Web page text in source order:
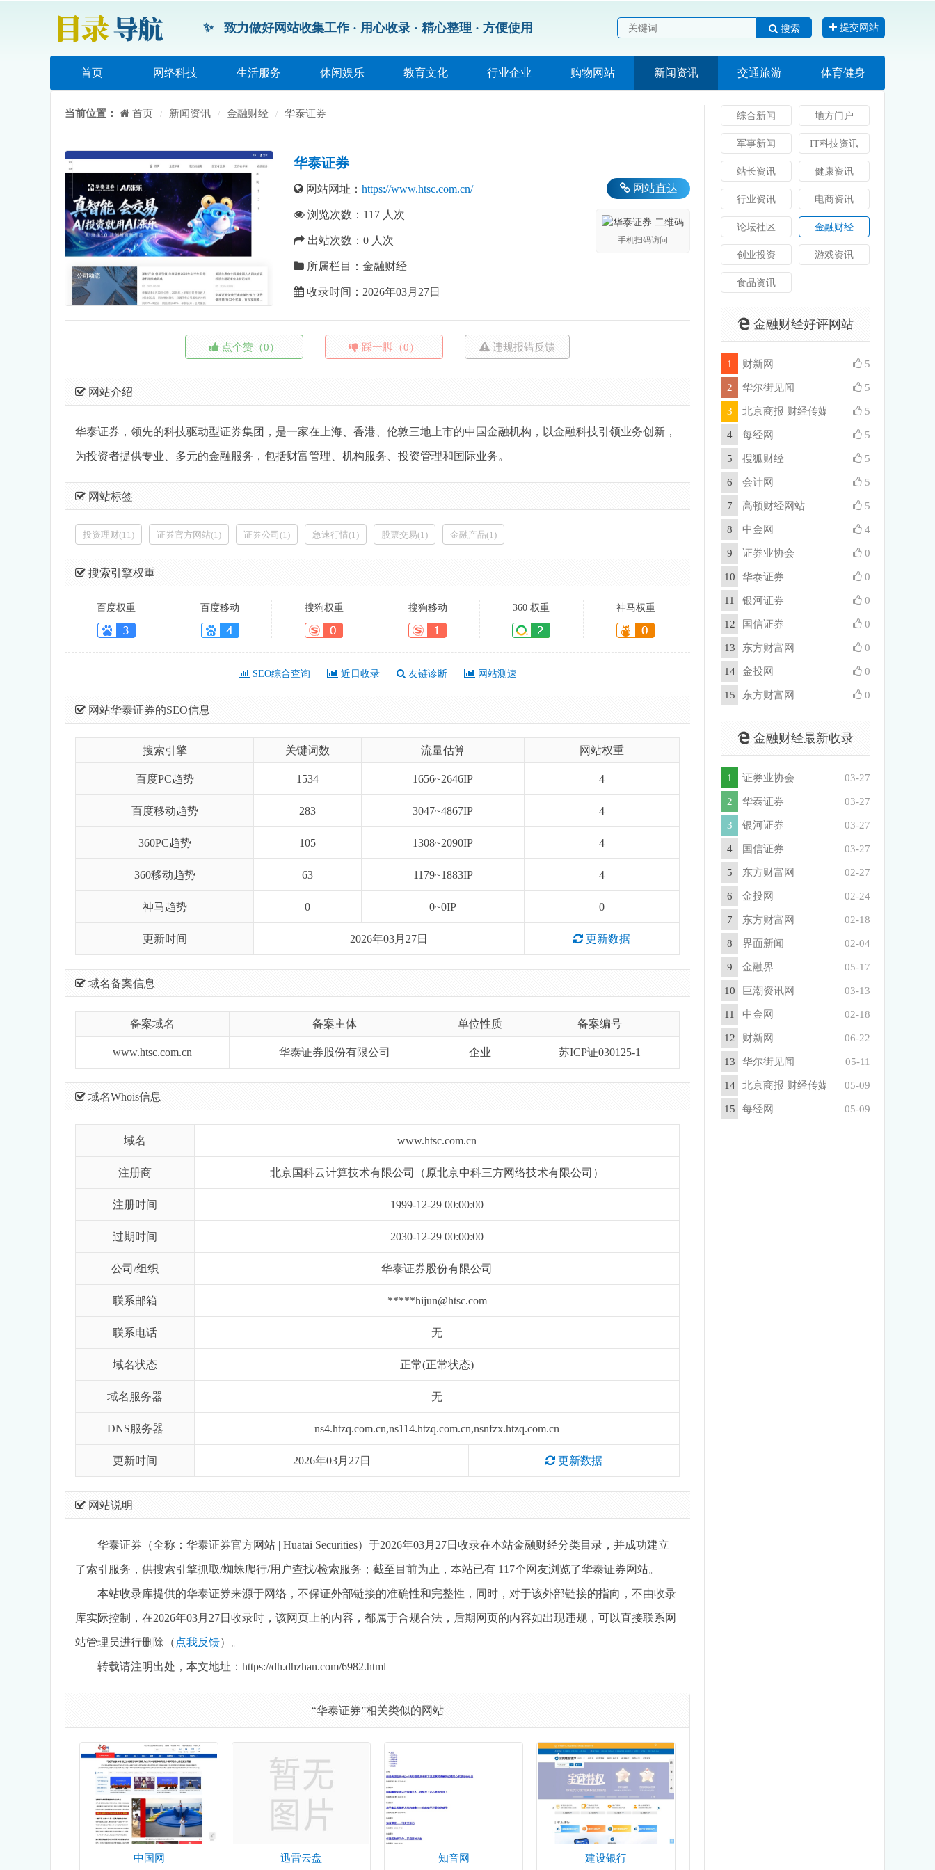
致力做好网站收集工作 · 用心收录 · 精心整理 · 方便使用 搜索 提交网站
首页 网络科技 生活服务 休闲娱乐 教育文化 行业企业 购物网站 新闻资讯 交通旅游 体育健身
当前位置： 首页 / 新闻资讯 / 金融财经 / 华泰证券
华泰证券
网站网址： https://www.htsc.com.cn/ 网站直达
手机扫码访问
浏览次数： 117 人次
出站次数： 0 人次
所属栏目：金融财经
收录时间：2026年03月27日
点个赞（0） 踩一脚（0） 违规报错反馈
网站介绍
华泰证券，领先的科技驱动型证券集团，是一家在上海、香港、伦敦三地上市的中国金融机构，以金融科技引领业务创新，
为投资者提供专业、多元的金融服务，包括财富管理、机构服务、投资管理和国际业务。
网站标签
投资理财(11) 证券官方网站(1) 证券公司(1) 急速行情(1) 股票交易(1) 金融产品(1)
搜索引擎权重
百度权重 百度移动 搜狗权重 搜狗移动 360 权重 神马权重
SEO综合查询 近日收录 友链诊断 网站测速
网站华泰证券的SEO信息
搜索引擎 关键词数 流量估算 网站权重
百度PC趋势 1534 1656~2646IP 4
百度移动趋势 283 3047~4867IP 4
360PC趋势 105 1308~2090IP 4
360移动趋势 63 1179~1883IP 4
神马趋势 0 0~0IP 0
更新时间 2026年03月27日 更新数据
域名备案信息
备案域名 备案主体 单位性质 备案编号
www.htsc.com.cn 华泰证券股份有限公司 企业 苏ICP证030125-1
域名Whois信息
域名 www.htsc.com.cn
注册商 北京国科云计算技术有限公司（原北京中科三方网络技术有限公司）
注册时间 1999-12-29 00:00:00
过期时间 2030-12-29 00:00:00
公司/组织 华泰证券股份有限公司
联系邮箱 *****hijun@htsc.com
联系电话 无
域名状态 正常(正常状态)
域名服务器 无
DNS服务器 ns4.htzq.com.cn,ns114.htzq.com.cn,nsnfzx.htzq.com.cn
更新时间 2026年03月27日 更新数据
网站说明
华泰证券（全称：华泰证券官方网站 | Huatai Securities）于2026年03月27日收录在本站金融财经分类目录，并成功建立
了索引服务，供搜索引擎抓取/蜘蛛爬行/用户查找/检索服务；截至目前为止，本站已有 117个网友浏览了华泰证券网站。
本站收录库提供的华泰证券来源于网络，不保证外部链接的准确性和完整性，同时，对于该外部链接的指向，不由收录
库实际控制，在2026年03月27日收录时，该网页上的内容，都属于合规合法，后期网页的内容如出现违规，可以直接联系网
站管理员进行删除（ 点我反馈）。
转载请注明出处，本文地址：https://dh.dhzhan.com/6982.html
“华泰证券”相关类似的网站
中国网 迅雷云盘 知音网 建设银行
综合新闻 地方门户
军事新闻 IT科技资讯
站长资讯 健康资讯
行业资讯 电商资讯
论坛社区 金融财经
创业投资 游戏资讯
食品资讯
金融财经好评网站
1 财新网 5
2 华尔街见闻 5
3 北京商报 财经传媒集团 5
4 每经网 5
5 搜狐财经 5
6 会计网 5
7 高顿财经网站 5
8 中金网 4
9 证券业协会 0
10 华泰证券 0
11 银河证券 0
12 国信证券 0
13 东方财富网 0
14 金投网 0
15 东方财富网 0
金融财经最新收录
1 证券业协会 03-27
2 华泰证券 03-27
3 银河证券 03-27
4 国信证券 03-27
5 东方财富网 02-27
6 金投网 02-24
7 东方财富网 02-18
8 界面新闻 02-04
9 金融界 05-17
10 巨潮资讯网 03-13
11 中金网 02-18
12 财新网 06-22
13 华尔街见闻 05-11
14 北京商报 财经传媒集团05-09
15 每经网 05-09